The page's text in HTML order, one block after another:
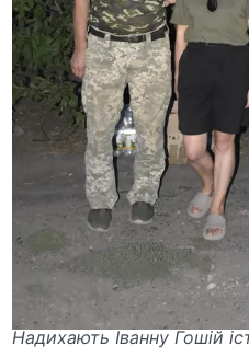
Надихають Іванну Гошій